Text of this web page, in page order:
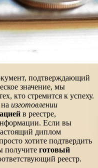
подтверждающий
значение, мы
кто стремится к успеху.
изготовлении
в реестре,
Если вы
диплом
хотите подтвердить
получите готовый
реестр.